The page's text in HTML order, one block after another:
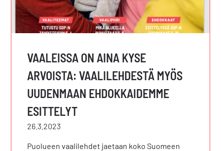
VAALEISSA ON AINA KYSE
ARVOISTA: VAALILEHDESTÄ MYÖS
UUDENMAAN EHDOKKAIDEMME
ESITTELYT
26.3.2023
Puolueen vaalilehdet jaetaan koko Suomeen